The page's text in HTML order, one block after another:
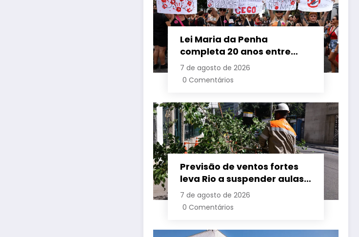
Lei Maria da Penha
completa 20 anos entre
avanços e desafios
7 de agosto de 2026
0 Comentários
Previsão de ventos fortes
leva Rio a suspender aulas
nesta sexta
7 de agosto de 2026
0 Comentários